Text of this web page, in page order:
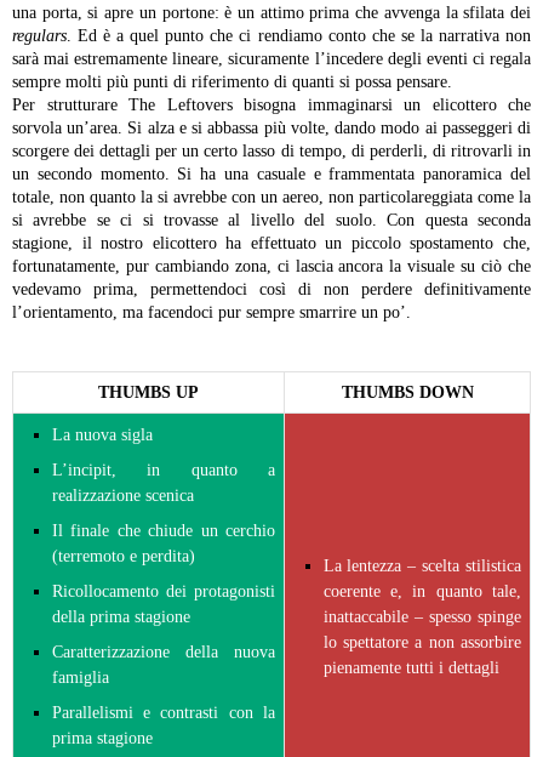
una porta, si apre un portone: è un attimo prima che avvenga la sfilata dei
regulars . Ed è a quel punto che ci rendiamo conto che se la narrativa non
sarà mai estremamente lineare, sicuramente l’incedere degli eventi ci regala
sempre molti più punti di riferimento di quanti si possa pensare.
Per strutturare The Leftovers bisogna immaginarsi un elicottero che
sorvola un’area. Si alza e si abbassa più volte, dando modo ai passeggeri di
scorgere dei dettagli per un certo lasso di tempo, di perderli, di ritrovarli in
un secondo momento. Si ha una casuale e frammentata panoramica del
totale, non quanto la si avrebbe con un aereo, non particolareggiata come la
si avrebbe se ci si trovasse al livello del suolo.
Con questa seconda
stagione, il nostro elicottero ha effettuato un piccolo spostamento che,
fortunatamente, pur cambiando zona, ci lascia ancora la visuale su ciò che
vedevamo prima, permettendoci così di non perdere definitivamente
l’orientamento, ma facendoci pur sempre smarrire un po’.
THUMBS UP THUMBS DOWN
La nuova sigla
L’incipit, in quanto a
realizzazione scenica
Il finale che chiude un cerchio
(terremoto e perdita)
Ricollocamento dei protagonisti
della prima stagione
Caratterizzazione della nuova
famiglia
Parallelismi e contrasti con la
prima stagione
La lentezza – scelta stilistica
coerente e, in quanto tale,
inattaccabile – spesso spinge
lo spettatore a non assorbire
pienamente tutti i dettagli